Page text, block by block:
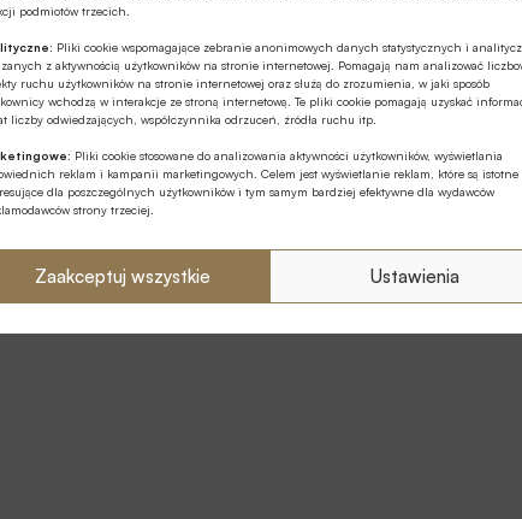
podmiotów trzecich.
Pliki cookie wspomagające zebranie anonimowych danych statystycznych i
z aktywnością użytkowników na stronie internetowej. Pomagają nam analizować
ruchu użytkowników na stronie internetowej oraz służą do zrozumienia, w jaki sposób
wchodzą w interakcje ze stroną internetową. Te pliki cookie pomagają uzyskać
liczby odwiedzających, współczynnika odrzuceń, źródła ruchu itp.
Pliki cookie stosowane do analizowania aktywności użytkowników, wyświetlania
reklam i kampanii marketingowych. Celem jest wyświetlanie reklam, które są istotne
dla poszczególnych użytkowników i tym samym bardziej efektywne dla wydawców
strony trzeciej.
Zaakceptuj wszystkie Ustawienia